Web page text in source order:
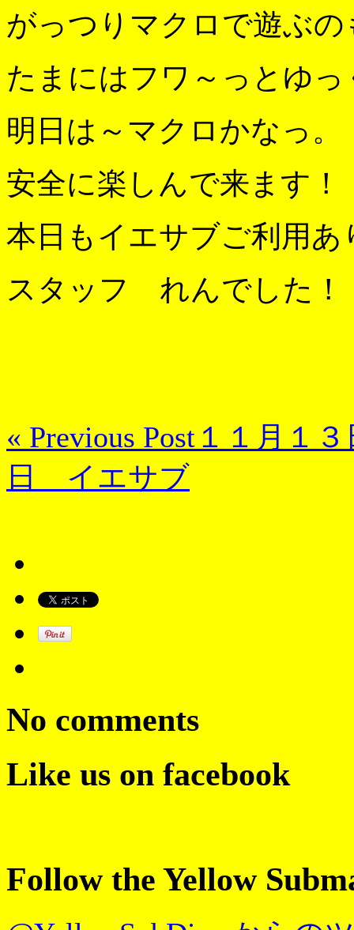
がっつりマクロで遊ぶ
たまにはフワ～っとゆ
明日は～マクロかなっ。
安全に楽しんで来ます！
本日もイエサブご利用
スタッフ れんでした！
« Previous Post １１月１
日 イエサブ
No comments
Like us on facebook
Follow the Yellow